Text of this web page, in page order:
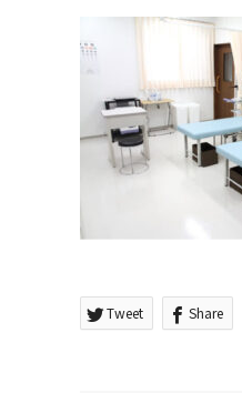
Tweet Share